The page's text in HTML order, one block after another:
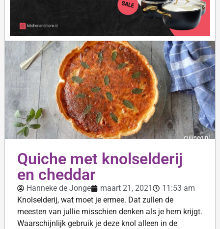
Quiche met knolselderij
en cheddar
Hanneke de Jonge maart 21, 2021
11:53 am
Knolselderij, wat moet je ermee. Dat zullen de
meesten van jullie misschien denken als je hem krijgt.
Waarschijnlijk gebruik je deze knol alleen in de